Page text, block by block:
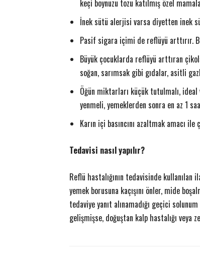
keçi boynuzu tozu katılmış özel
İnek sütü alerjisi varsa diyetten inek
Pasif sigara içimi de reflüyü arttırır.
Büyük çocuklarda reflüyü arttıran
soğan, sarımsak gibi gıdalar, asitli
Öğün miktarları küçük tutulmalı, ideal
yenmeli, yemeklerden sonra en az 1
Karın içi basıncını azaltmak amacı
Tedavisi nasıl yapılır?
Reflü hastalığının tedavisinde kullanılan
yemek borusuna kaçışını önler, mide
tedaviye yanıt alınamadığı geçici
gelişmişse, doğuştan kalp hastalığı